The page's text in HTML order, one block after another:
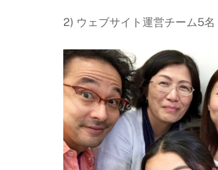
2) ウェブサイト運営チーム5